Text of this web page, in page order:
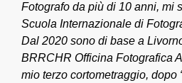
Fotografo da più di 10 anni, mi
Scuola Internazionale di
Dal 2020 sono di base a
BRRCHR Officina Fotografica
mio terzo cortometraggio, dopo